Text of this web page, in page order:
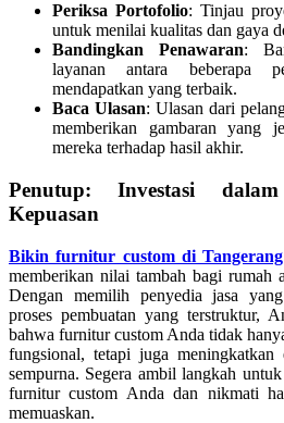
Periksa Portofolio: Tinjau
untuk menilai kualitas dan gaya
Bandingkan Penawaran:
layanan antara beberapa
mendapatkan yang terbaik.
Baca Ulasan: Ulasan dari
memberikan gambaran yang
mereka terhadap hasil akhir.
Penutup: Investasi
Kepuasan
Bikin furnitur custom di Tangerang
memberikan nilai tambah bagi rumah
Dengan memilih penyedia jasa
proses pembuatan yang terstruktur,
bahwa furnitur custom Anda tidak
fungsional, tetapi juga meningkatkan
sempurna. Segera ambil langkah
furnitur custom Anda dan nikmati
memuaskan.